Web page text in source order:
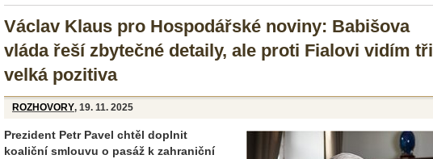
Václav Klaus pro Hospodářské noviny: Babišova
vláda řeší zbytečné detaily, ale proti Fialovi vidím tři
velká pozitiva
ROZHOVORY, 19. 11. 2025
Prezident Petr Pavel chtěl doplnit
koaliční smlouvu o pasáž k zahraniční